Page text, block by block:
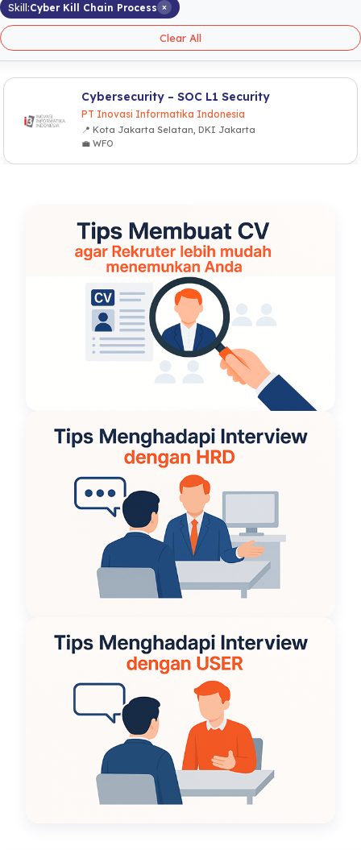
Skill:Cyber Kill Chain Process ×
Clear All
Cybersecurity – SOC L1 Security
PT Inovasi Informatika Indonesia
📍 Kota Jakarta Selatan, DKI Jakarta
💼 WFO